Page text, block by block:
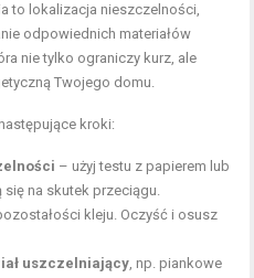
to lokalizacja nieszczelności,
odpowiednich materiałów
nie tylko ograniczy kurz, ale
Twojego domu.
kroki:
– użyj testu z papierem lub
się na skutek przeciągu.
kleju. Oczyść i osusz
uszczelniający, np. piankowe